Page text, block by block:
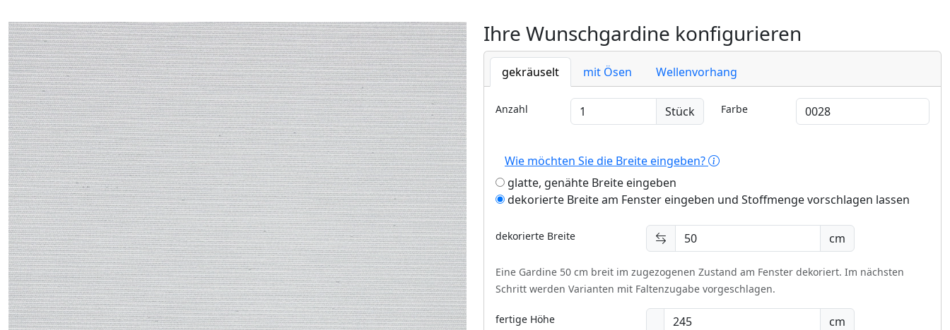
Ihre Wunschgardine konfigurieren
gekräuselt mit Ösen Wellenvorhang
Anzahl Stück Farbe
Wie möchten Sie die Breite eingeben?
glatte, genähte Breite eingeben
dekorierte Breite am Fenster eingeben und Stoffmenge vorschlagen lassen
dekorierte Breite cm
Eine Gardine 50 cm breit im zugezogenen Zustand am Fenster dekoriert. Im nächsten
Schritt werden Varianten mit Faltenzugabe vorgeschlagen.
fertige Höhe cm